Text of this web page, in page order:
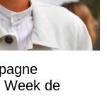
Week de